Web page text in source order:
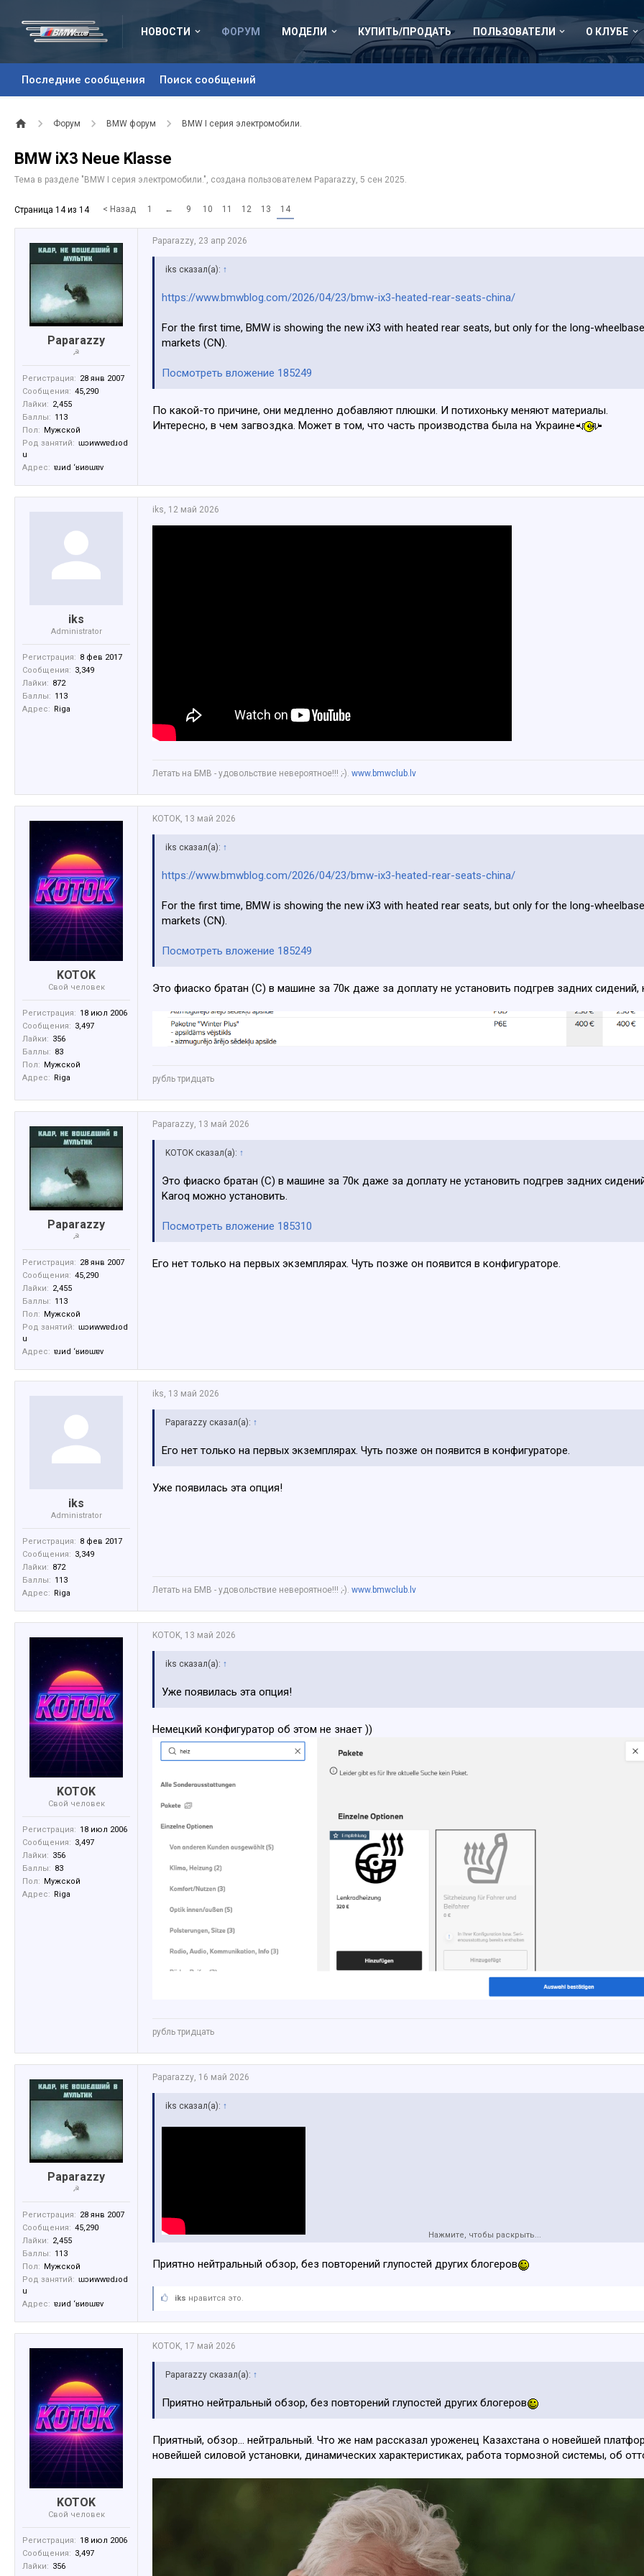
НОВОСТИ ФОРУМ
Последние сообщения Поиск сообщений
МОДЕЛИ КУПИТЬ/ПРОДАТЬ ПОЛЬЗОВАТЕЛИ О КЛУБЕ
Форум BMW форум BMW I серия электромобили.
BMW iX3 Neue Klasse
Тема в разделе " BMW I серия электромобили.", создана пользователем Paparazzy, 5 сен 2025.
Страница 14 из 14 < Назад 1 ← 9 10 11 12 13 14
Paparazzy
☭
Регистрация: 28 янв 2007
Сообщения: 45,290
Лайки: 2,455
Баллы: 113
Пол:
Мужской
Род занятий: ɯɔиwwɐdɹоd
u
Адрес: ɐɹиd ‘ʁиʚɯɐv
Paparazzy, 23 апр 2026
iks сказал(а): ↑
https://www.bmwblog.com/2026/04/23/bmw-ix3-heated-rear-seats-china/
For the first time, BMW is showing the new iX3 with heated rear seats, but only for the long-
markets (CN).
Посмотреть вложение 185249
По какой-то причине, они медленно добавляют плюшки. И потихоньку меняют материалы.
Интересно, в чем загвоздка. Может в том, что часть производства была на Украине
iks
Administrator
Регистрация: 8 фев 2017
Сообщения: 3,349
Лайки: 872
Баллы: 113
Адрес:
Riga
iks, 12 май 2026
Летать на БМВ - удовольствие невероятное!!! ;-). www.bmwclub.lv
KOTOK
Свой человек
Регистрация: 18 июл 2006
Сообщения: 3,497
Лайки: 356
Баллы: 83
Пол:
Мужской
Адрес:
Riga
KOTOK, 13 май 2026
iks сказал(а): ↑
https://www.bmwblog.com/2026/04/23/bmw-ix3-heated-rear-seats-china/
For the first time, BMW is showing the new iX3 with heated rear seats, but only for the long-
markets (CN).
Посмотреть вложение 185249
Это фиаско братан (С) в машине за 70к даже за доплату не установить подгрев задних
рубль тридцать
Paparazzy
☭
Регистрация: 28 янв 2007
Сообщения: 45,290
Лайки: 2,455
Баллы: 113
Пол: Мужской
Род занятий: ɯɔиwwɐdɹоd
u
Адрес: ɐɹиd ‘ʁиʚɯɐv
Paparazzy, 13 май 2026
KOTOK сказал(а): ↑
Это фиаско братан (С) в машине за 70к даже за доплату не установить подгрев задних
Karoq можно установить.
Посмотреть вложение 185310
Его нет только на первых экземплярах. Чуть позже он появится в конфигураторе.
iks
Administrator
Регистрация: 8 фев 2017
Сообщения: 3,349
Лайки: 872
Баллы: 113
Адрес: Riga
iks 13 май 2026
Paparazzy сказал(а): ↑
Его нет только на первых экземплярах. Чуть позже он появится в конфигураторе.
Уже появилась эта опция!
Летать на БМВ - удовольствие невероятное!!! ;-). www.bmwclub.lv
KOTOK
Свой человек
Регистрация: 18 июл 2006
Сообщения: 3,497
Лайки: 356
Баллы: 83
Пол: Мужской
Адрес: Riga
KOTOK 13 май 2026
iks сказал(а): ↑
Уже появилась эта опция!
Немецкий конфигуратор об этом не знает ))
рубль тридцать
Paparazzy
☭
Регистрация: 28 янв 2007
Сообщения: 45,290
Лайки: 2,455
Баллы: 113
Пол:
Мужской
Род занятий: ɯɔиwwɐdɹоd
u
Адрес: ɐɹиd ‘ʁиʚɯɐv
Paparazzy, 16 май 2026
iks сказал(а): ↑
Нажмите, чтобы раскрыть...
Приятно нейтральный обзор, без повторений глупостей других блогеров
iks нравится это.
KOTOK
Свой человек
Регистрация: 18 июл 2006
Сообщения: 3,497
Лайки: 356
KOTOK, 17 май 2026
Paparazzy сказал(а): ↑
Приятно нейтральный обзор, без повторений глупостей других блогеров
Приятный, обзор... нейтральный. Что же нам рассказал уроженец Казахстана о новейшей
новейшей силовой установки, динамических характеристиках, работа тормозной системы, об